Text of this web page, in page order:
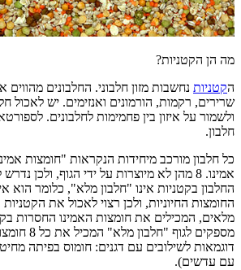
מה הן הקטניות?
הקטניות נחשבות מזון חלבוני. החלבונים מהווים
שרירים, רקמות, הורמונים ואנזימים. יש לאכול
ולשמור על איזון בין פחמימות לחלבונים.
חלבון.
אמינו. 8 מהן לא מיוצרות על ידי הגוף, ולכן
החומצות החיוניות, ולכן רצוי לאכול את
מלאים, המכילים את חומצות האמינו החסרות
מספקים לגוף
דוגמאות לשילובים עם דגנים: חומוס בפיתה
עם עדשים).